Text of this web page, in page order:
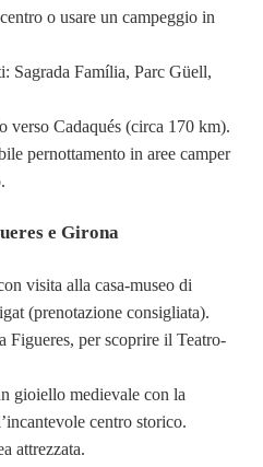
o usare un campeggio in
Sagrada Família, Parc Güell,
verso Cadaqués (circa 170 km).
pernottamento in aree camper
e Girona
visita alla casa-museo di
(prenotazione consigliata).
Figueres, per scoprire il Teatro-
gioiello medievale con la
centro storico.
attrezzata.